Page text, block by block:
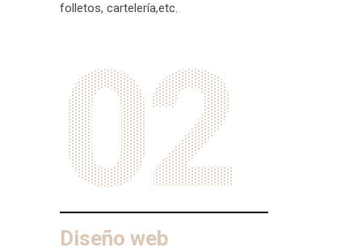
folletos, cartelería,etc.
02
Diseño web